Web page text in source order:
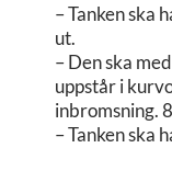
– Tanken ska
ut.
– Den ska
uppstår i
inbromsning.
– Tanken ska